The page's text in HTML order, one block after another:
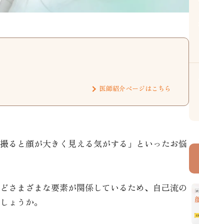
医師紹介ページはこちら
ると顔が大きく見える気がする」といったお悩
さまざまな要素が関係しているため、自己流の
ょうか。